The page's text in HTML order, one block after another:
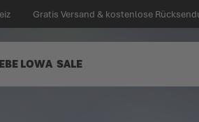
Gratis Versand & kostenlose
LOWA SALE